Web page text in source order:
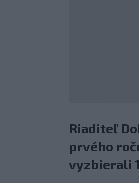
Riaditeľ
prvého
vyzbierali